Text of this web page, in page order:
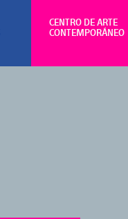
CENTRO DE ARTE
CONTEMPORÁNEO